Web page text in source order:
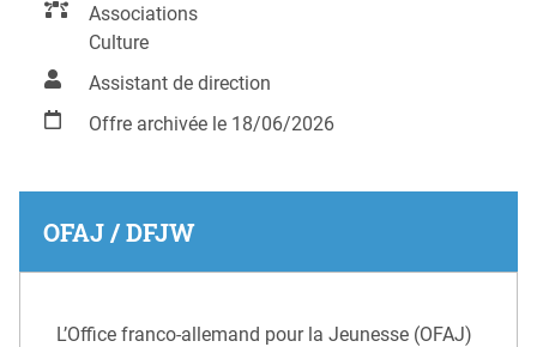
Associations
Culture
Assistant de direction
Offre archivée le 18/06/2026
OFAJ / DFJW
L’Office franco-allemand pour la Jeunesse (OFAJ)